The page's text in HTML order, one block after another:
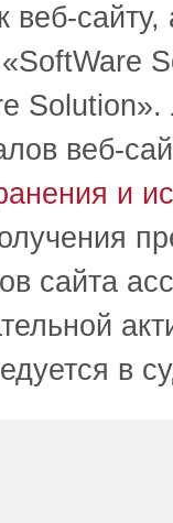
веб-
веб-
и
сайта
в